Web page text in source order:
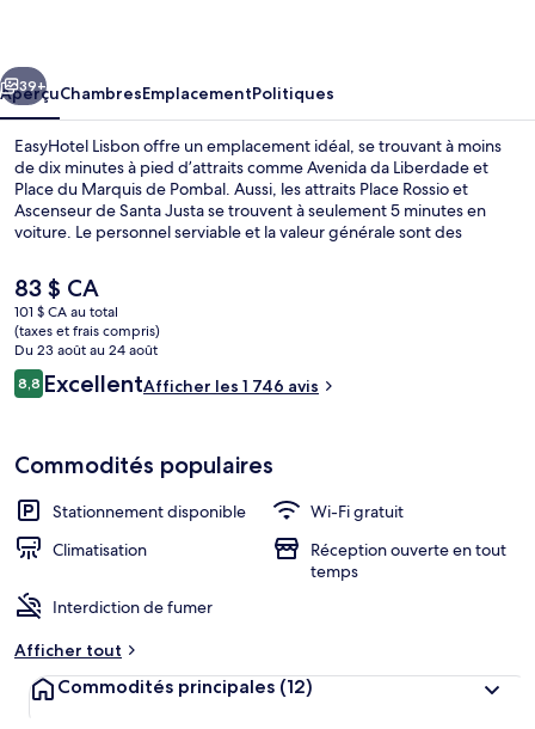
Suivant
39+
AperçuChambresEmplacementPolitiques
EasyHotel Lisbon offre un emplacement idéal, se trouvant à moins
de dix minutes à pied d’attraits comme Avenida da Liberdade et
Place du Marquis de Pombal. Aussi, les attraits Place Rossio et
Ascenseur de Santa Justa se trouvent à seulement 5 minutes en
voiture. Le personnel serviable et la valeur générale sont des
trouve à quelques minutes de marche : Station de métro Marquês
de Pombal se trouve à 7 minutes et Station de métro Avenida est
à 7 minutes.
Le
prix
actuel
est
de 83 $ CA
83 $ CA
101 $ CA au total
(taxes et frais compris)
Du 23 août au 24 août
Avis
8,88,8 sur 10 –
ExcellentAfficher les 1 746 avis
Commodités populaires
Stationnement disponible
Wi-Fi gratuit
Climatisation
Réception ouverte en tout
temps
Interdiction de fumer
Afficher tout
Commodités principales (12)